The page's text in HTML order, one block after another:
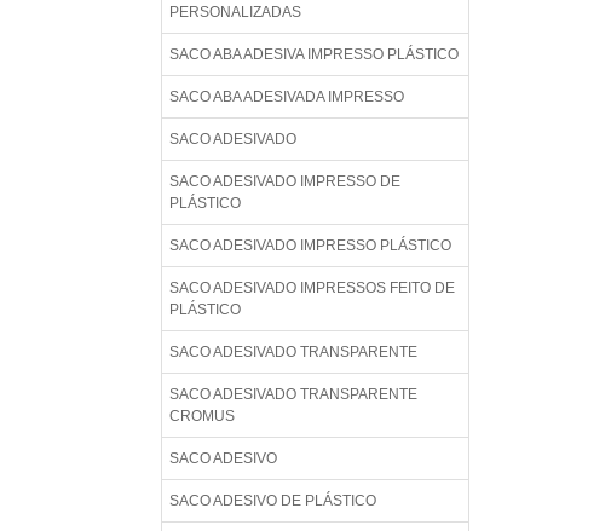
PERSONALIZADAS
SACO ABA ADESIVA IMPRESSO PLÁSTICO
SACO ABA ADESIVADA IMPRESSO
SACO ADESIVADO
SACO ADESIVADO IMPRESSO DE
PLÁSTICO
SACO ADESIVADO IMPRESSO PLÁSTICO
SACO ADESIVADO IMPRESSOS FEITO DE
PLÁSTICO
SACO ADESIVADO TRANSPARENTE
SACO ADESIVADO TRANSPARENTE
CROMUS
SACO ADESIVO
SACO ADESIVO DE PLÁSTICO